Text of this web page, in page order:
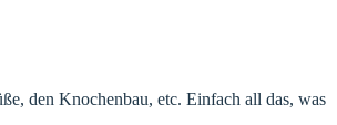
den Knochenbau, etc. Einfach all das, was